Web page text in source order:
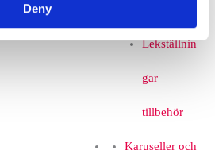
Deny
Lekställnin
gar
tillbehör
Karuseller och